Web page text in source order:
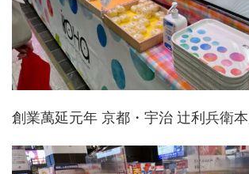
創業萬延元年 京都・宇治 辻利兵衛本